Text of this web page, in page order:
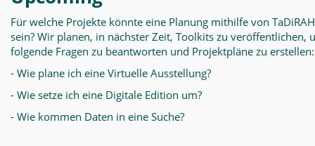
Für welche Projekte könnte eine Planung mithilfe von
sein? Wir planen, in nächster Zeit, Toolkits zu veröffentlichen,
folgende Fragen zu beantworten und Projektpläne zu erstellen:
- Wie plane ich eine Virtuelle Ausstellung?
- Wie setze ich eine Digitale Edition um?
- Wie kommen Daten in eine Suche?